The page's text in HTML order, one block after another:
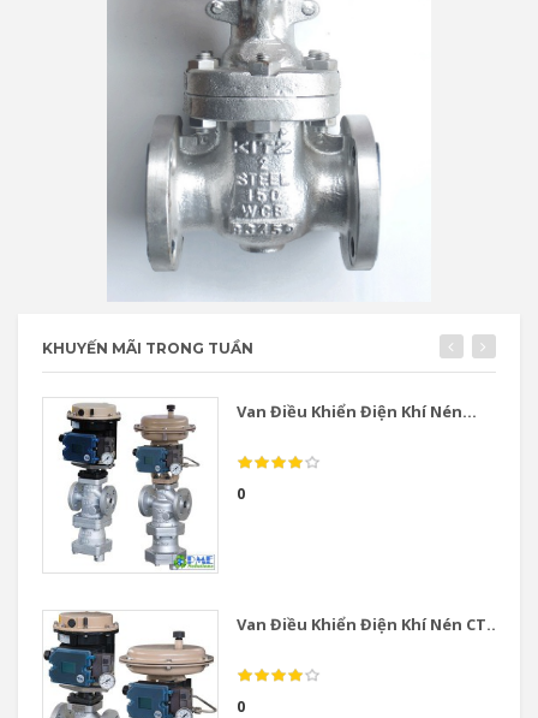
KHUYẾN MÃI TRONG TUẦN
Van Điều Khiển Điện Khí Nén...
0
Van Điều Khiển Điện Khí Nén CT...
0